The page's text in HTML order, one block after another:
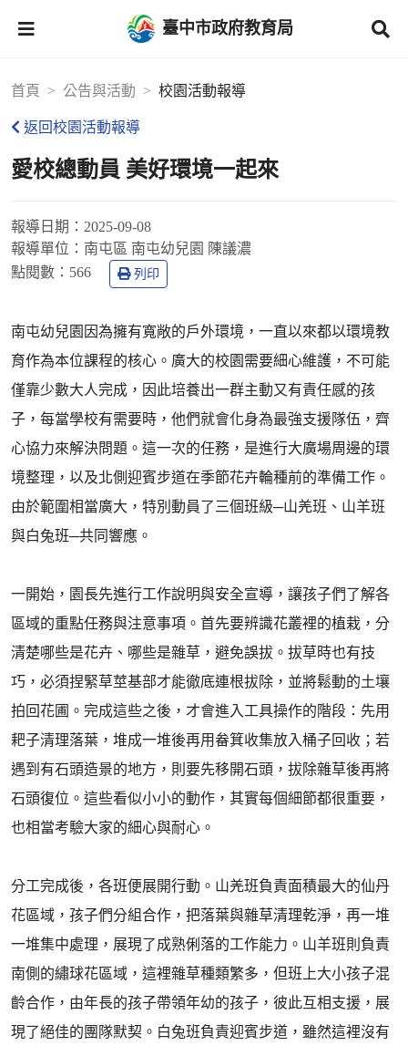
臺中市政府教育局
首頁 公告與活動 校園活動報導
返回校園活動報導
愛校總動員 美好環境一起來
報導日期： 2025-09-08
報導單位： 南屯區 南屯幼兒園 陳議濃
點閱數： 566 列印
南屯幼兒園因為擁有寬敞的戶外環境，一直以來都以環境教
育作為本位課程的核心。廣大的校園需要細心維護，不可能
僅靠少數大人完成，因此培養出一群主動又有責任感的孩
子，每當學校有需要時，他們就會化身為最強支援隊伍，齊
心協力來解決問題。這一次的任務，是進行大廣場周邊的環
境整理，以及北側迎賓步道在季節花卉輪種前的準備工作。
由於範圍相當廣大，特別動員了三個班級─山羌班、山羊班
與白兔班─共同響應。
一開始，園長先進行工作說明與安全宣導，讓孩子們了解各
區域的重點任務與注意事項。首先要辨識花叢裡的植栽，分
清楚哪些是花卉、哪些是雜草，避免誤拔。拔草時也有技
巧，必須捏緊草莖基部才能徹底連根拔除，並將鬆動的土壤
拍回花圃。完成這些之後，才會進入工具操作的階段：先用
耙子清理落葉，堆成一堆後再用畚箕收集放入桶子回收；若
遇到有石頭造景的地方，則要先移開石頭，拔除雜草後再將
石頭復位。這些看似小小的動作，其實每個細節都很重要，
也相當考驗大家的細心與耐心。
分工完成後，各班便展開行動。山羌班負責面積最大的仙丹
花區域，孩子們分組合作，把落葉與雜草清理乾淨，再一堆
一堆集中處理，展現了成熟俐落的工作能力。山羊班則負責
南側的繡球花區域，這裡雜草種類繁多，但班上大小孩子混
齡合作，由年長的孩子帶領年幼的孩子，彼此互相支援，展
現了絕佳的團隊默契。白兔班負責迎賓步道，雖然這裡沒有